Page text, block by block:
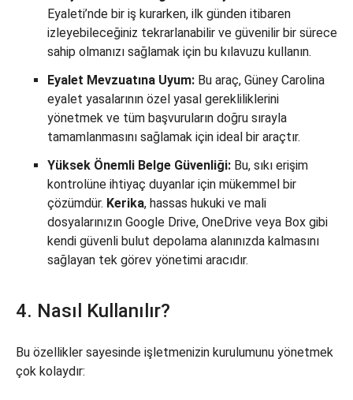
Eyaleti’nde bir iş kurarken, ilk günden itibaren
izleyebileceğiniz tekrarlanabilir ve güvenilir bir sürece
sahip olmanızı sağlamak için bu kılavuzu kullanın.
Eyalet Mevzuatına Uyum: Bu araç, Güney Carolina
eyalet yasalarının özel yasal gerekliliklerini
yönetmek ve tüm başvuruların doğru sırayla
tamamlanmasını sağlamak için ideal bir araçtır.
Yüksek Önemli Belge Güvenliği: Bu, sıkı erişim
kontrolüne ihtiyaç duyanlar için mükemmel bir
çözümdür. Kerika, hassas hukuki ve mali
dosyalarınızın Google Drive, OneDrive veya Box gibi
kendi güvenli bulut depolama alanınızda kalmasını
sağlayan tek görev yönetimi aracıdır.
4. Nasıl Kullanılır?
Bu özellikler sayesinde işletmenizin kurulumunu yönetmek
çok kolaydır: